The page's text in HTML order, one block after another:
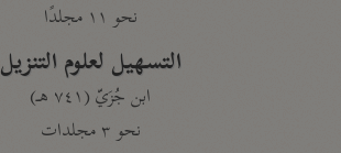
نحو ١١ مجلدًا
التسهيل لعلوم التنزيل
ابن جُزَيّ (٧٤١ هـ)
نحو ٣ مجلدات